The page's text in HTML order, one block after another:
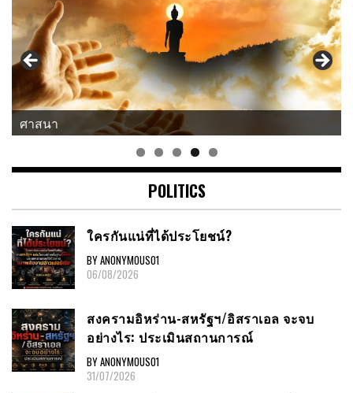
ศาสนา
POLITICS
ใครกันแน่ที่ได้ประโยชน์?
BY ANONYMOUS01
06/08/2026
สงครามอิหร่าน-สหรัฐฯ/อิสราเอล จะจบ
อย่างไร: ประเมินสถานการณ์
BY ANONYMOUS01
31/07/2026